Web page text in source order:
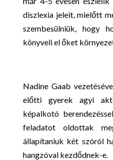
diszlexia jeleit, mielőtt
szembesülniük, hogy
könyveli el őket
Nadine Gaab
előtti gyerek agyi
képalkotó
feladatot oldottak
állapítaniuk két szóról
hangzóval kezdődnek-e.